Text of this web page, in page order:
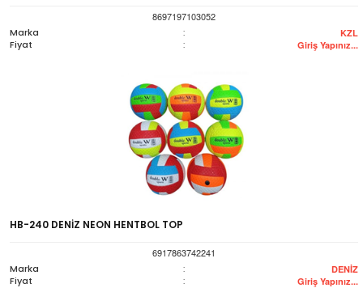
8697197103052
Marka
: KZL
Fiyat : Giriş Yapınız...
HB-240 DENİZ NEON HENTBOL TOP
6917863742241
Marka
: DENİZ
Fiyat : Giriş Yapınız...